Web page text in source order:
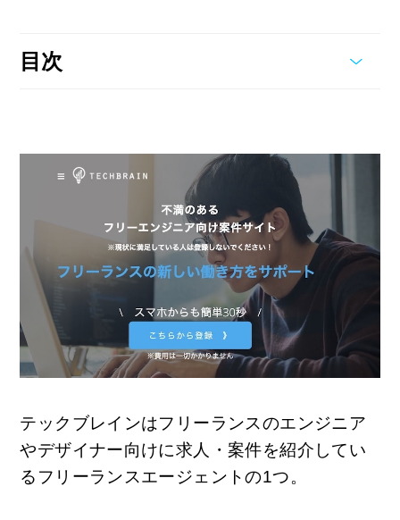
目次
テックブレインはフリーランスのエンジニア
やデザイナー向けに求人・案件を紹介してい
るフリーランスエージェントの1つ。